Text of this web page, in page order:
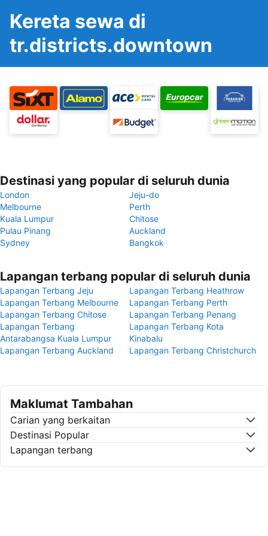
Kereta sewa di
tr.districts.downtown
Destinasi yang popular di seluruh dunia
London
Jeju-do
Melbourne
Perth
Kuala Lumpur
Chitose
Pulau Pinang
Auckland
Sydney
Bangkok
Lapangan terbang popular di seluruh dunia
Lapangan Terbang Jeju
Lapangan Terbang Heathrow
Lapangan Terbang Melbourne
Lapangan Terbang Perth
Lapangan Terbang Chitose
Lapangan Terbang Penang
Lapangan Terbang
Antarabangsa Kuala Lumpur
Lapangan Terbang Kota
Kinabalu
Lapangan Terbang Auckland
Lapangan Terbang Christchurch
Maklumat Tambahan
Carian yang berkaitan
Destinasi Popular
Lapangan terbang